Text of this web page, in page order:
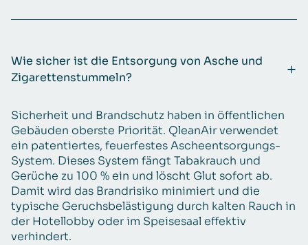
Wie sicher ist die Entsorgung von Asche und
Zigarettenstummeln?
Sicherheit und Brandschutz haben in öffentlichen
Gebäuden oberste Priorität. QleanAir verwendet
ein patentiertes, feuerfestes Ascheentsorgungs-
System. Dieses System fängt Tabakrauch und
Gerüche zu 100 % ein und löscht Glut sofort ab.
Damit wird das Brandrisiko minimiert und die
typische Geruchsbelästigung durch kalten Rauch in
der Hotellobby oder im Speisesaal effektiv
verhindert.